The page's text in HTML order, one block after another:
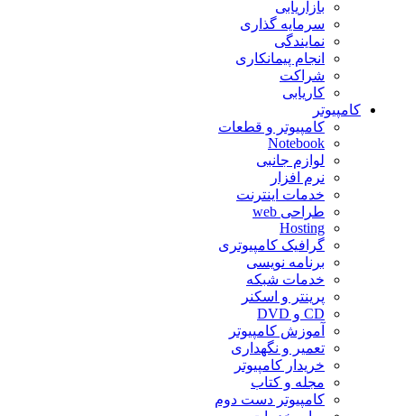
بازاریابی
سرمایه گذاری
نمایندگی
انجام پیمانکاری
شراکت
کاریابی
کامپیوتر
کامپیوتر و قطعات
Notebook
لوازم جانبی
نرم افزار
خدمات اینترنت
طراحی web
Hosting
گرافیک کامپیوتری
برنامه نویسی
خدمات شبکه
پرینتر و اسکنر
CD و DVD
آموزش کامپیوتر
تعمیر و نگهداری
خریدار کامپیوتر
مجله و کتاب
کامپیوتر دست دوم